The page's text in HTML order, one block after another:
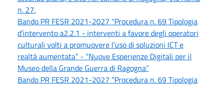
n. 27.
Bando PR FESR 2021-2027 “Procedura n. 69 Tipologia
d’intervento a2.2.1 - interventi a favore degli operatori
culturali volti a promuovere l’uso di soluzioni ICT e
realtà aumentata” - “Nuove Esperienze Digitali per il
Museo della Grande Guerra di Ragogna”
Bando PR FESR 2021-2027 “Procedura n. 69 Tipologia